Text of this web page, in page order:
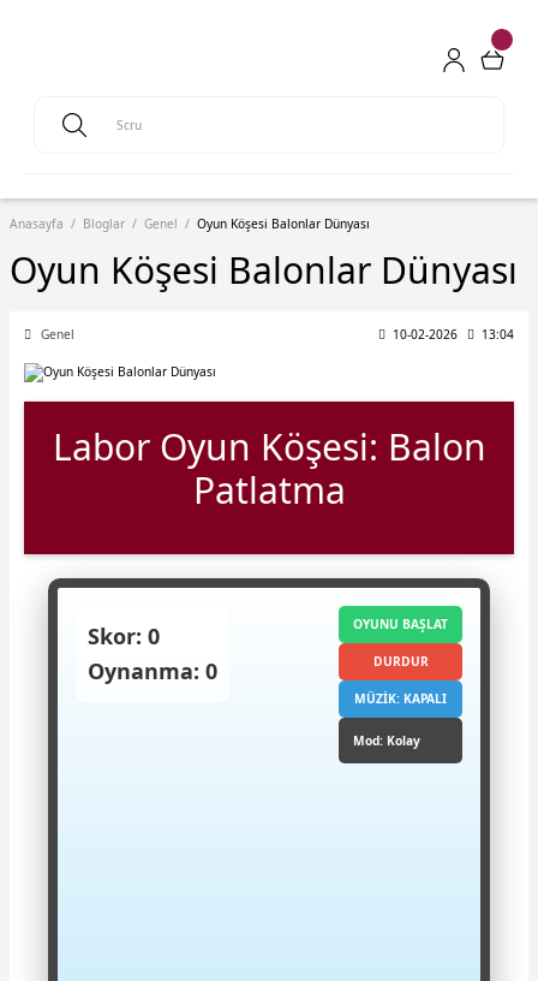
Anasayfa Bloglar Genel Oyun Köşesi Balonlar Dünyası
Oyun Köşesi Balonlar Dünyası
Genel 10-02-2026 13:04
Labor Oyun Köşesi: Balon
Patlatma
Skor: 0
Oynanma: 0
OYUNU BAŞLAT
DURDUR
MÜZİK: KAPALI